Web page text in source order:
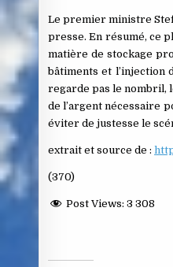
Le premier ministre
presse. En résumé, ce
matière de stockage
bâtiments et l’injection
regarde pas le nombril,
de l’argent nécessaire
éviter de justesse le
extrait et source de :
(370)
Post Views: 3 308